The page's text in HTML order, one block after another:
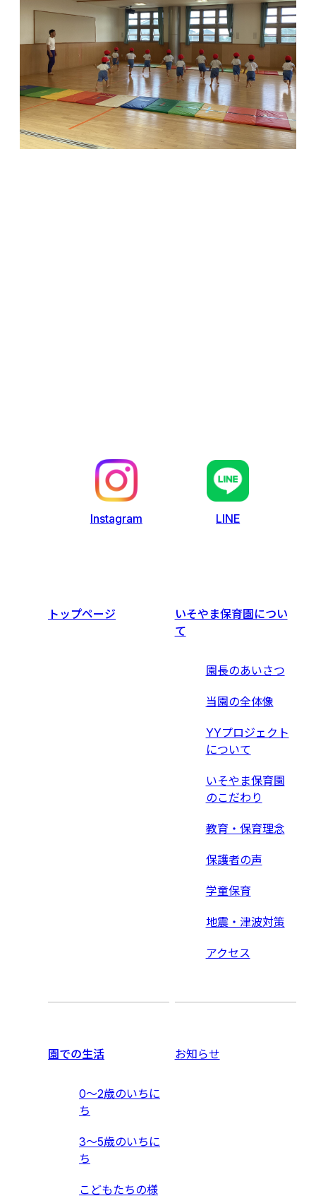
Instagram LINE
トップページ
いそやま保育園につい
て
園長のあいさつ
当園の全体像
YYプロジェクト
について
いそやま保育園
のこだわり
教育・保育理念
保護者の声
学童保育
地震・津波対策
アクセス
園での生活
0〜2歳のいちに
ち
3〜5歳のいちに
ち
こどもたちの様
お知らせ